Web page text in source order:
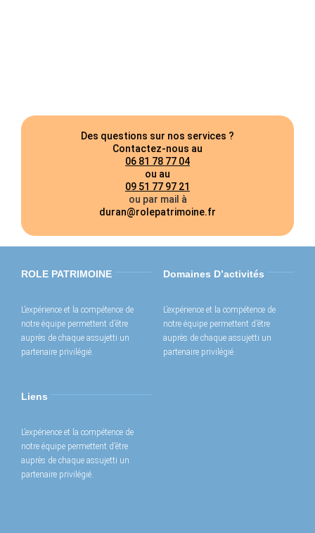
Des questions sur nos services ?
Contactez-nous au
06 81 78 77 04
ou au
09 51 77 97 21
ou par mail à
duran@rolepatrimoine.fr
ROLE PATRIMOINE
L’expérience et la compétence de
notre équipe permettent d’être
auprès de chaque assujetti un
partenaire privilégié.
Domaines D’activités
L’expérience et la compétence de
notre équipe permettent d’être
auprès de chaque assujetti un
partenaire privilégié.
Liens
L’expérience et la compétence de
notre équipe permettent d’être
auprès de chaque assujetti un
partenaire privilégié.